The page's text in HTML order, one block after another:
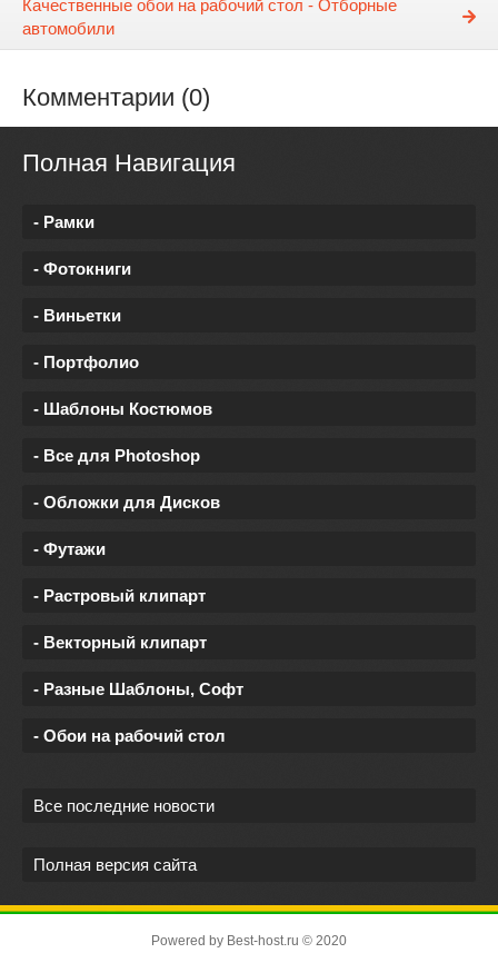
Качественные обои на рабочий стол - Отборные
автомобили
Комментарии (0)
Полная Навигация
- Рамки
- Фотокниги
- Виньетки
- Портфолио
- Шаблоны Костюмов
- Все для Photoshop
- Обложки для Дисков
- Футажи
- Растровый клипарт
- Векторный клипарт
- Разные Шаблоны, Софт
- Обои на рабочий стол
Все последние новости
Полная версия сайта
Powered by Best-host.ru © 2020